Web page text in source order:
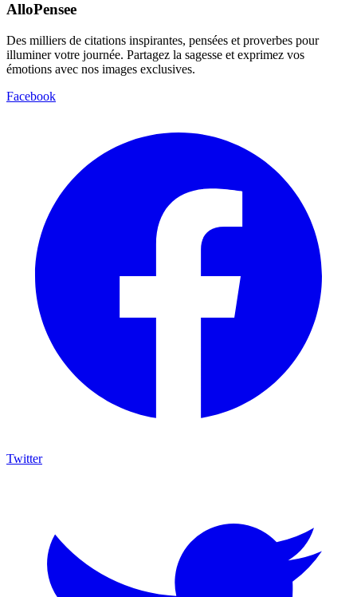
AlloPensee
Des milliers de citations inspirantes, pensées et proverbes pour
illuminer votre journée. Partagez la sagesse et exprimez vos
émotions avec nos images exclusives.
Facebook
Twitter